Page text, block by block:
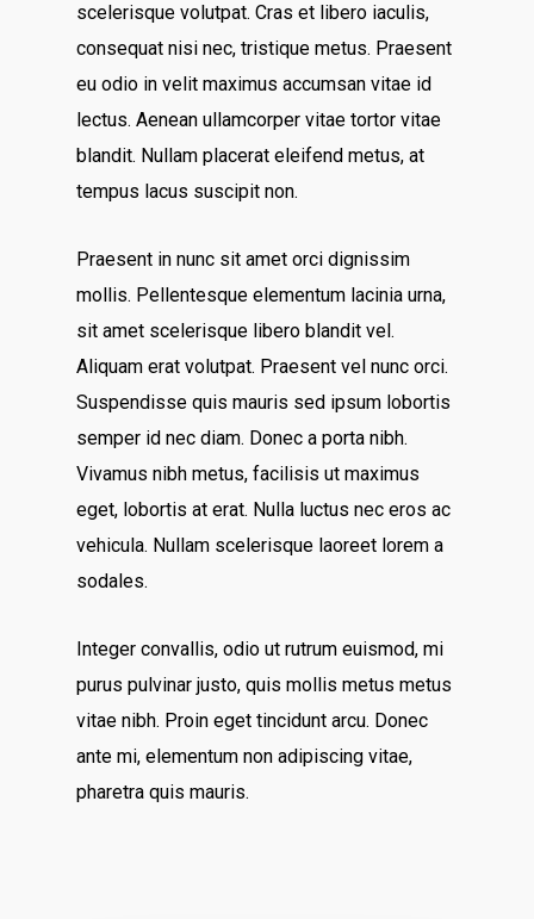
scelerisque volutpat. Cras et libero iaculis,
consequat nisi nec, tristique metus. Praesent
eu odio in velit maximus accumsan vitae id
lectus. Aenean ullamcorper vitae tortor vitae
blandit. Nullam placerat eleifend metus, at
tempus lacus suscipit non.
Praesent in nunc sit amet orci dignissim
mollis. Pellentesque elementum lacinia urna,
sit amet scelerisque libero blandit vel.
Aliquam erat volutpat. Praesent vel nunc orci.
Suspendisse quis mauris sed ipsum lobortis
semper id nec diam. Donec a porta nibh.
Vivamus nibh metus, facilisis ut maximus
eget, lobortis at erat. Nulla luctus nec eros ac
vehicula. Nullam scelerisque laoreet lorem a
sodales.
Integer convallis, odio ut rutrum euismod, mi
purus pulvinar justo, quis mollis metus metus
vitae nibh. Proin eget tincidunt arcu. Donec
ante mi, elementum non adipiscing vitae,
pharetra quis mauris.